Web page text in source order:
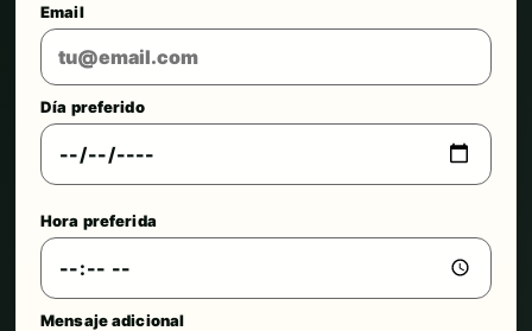
Email
Día preferido
Hora preferida
Mensaje adicional